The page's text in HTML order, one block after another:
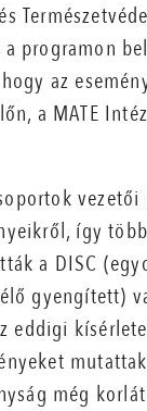
a programon
az
a MATE
így
a DISC
gyengített)
eddigi
még